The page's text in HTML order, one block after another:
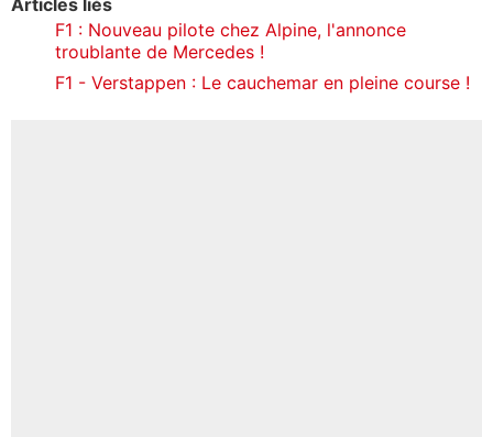
F1 : Nouveau pilote chez Alpine, l'annonce
troublante de Mercedes !
F1 - Verstappen : Le cauchemar en pleine course !